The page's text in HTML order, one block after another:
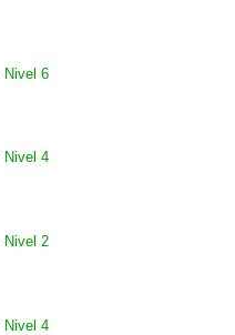
Nivel 6
Nivel 4
Nivel 2
Nivel 4